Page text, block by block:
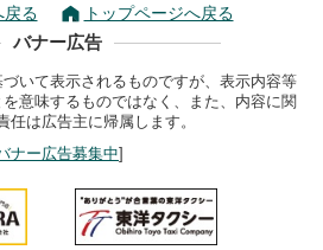
戻る トップページへ戻る
バナー広告
いて表示されるものですが、表示内容等
意味するものではなく、また、内容に関
任は広告主に帰属します。
ナー広告募集中]